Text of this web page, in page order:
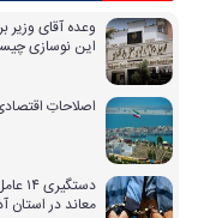
وعده آقای وزیر
این نوسازی
اصلاحاتِ
معاند در استان